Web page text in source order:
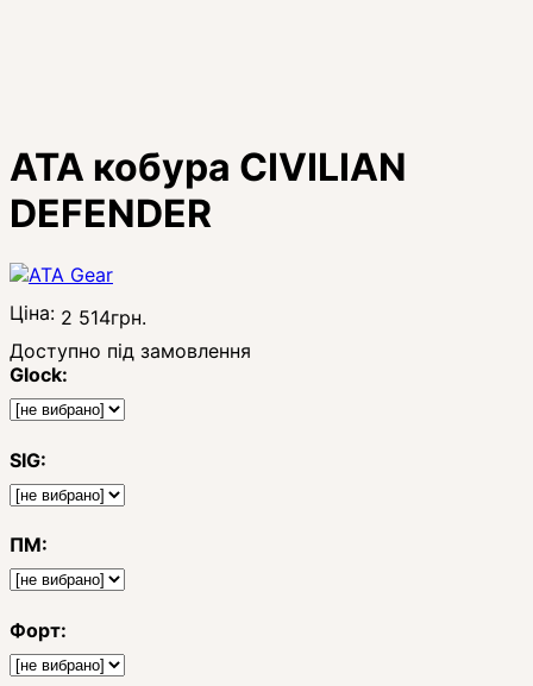
ATA кобура CIVILIAN
DEFENDER
Ціна: 2 514грн.
Доступно під замовлення
Glock:
SIG:
ПМ:
Форт: